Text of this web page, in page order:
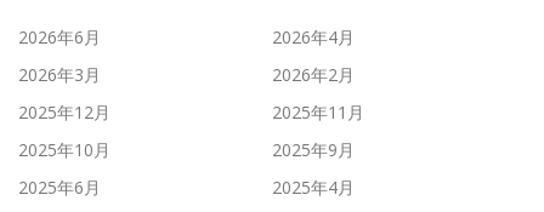
2026年6月
2026年4月
2026年3月
2026年2月
2025年12月
2025年11月
2025年10月
2025年9月
2025年6月
2025年4月